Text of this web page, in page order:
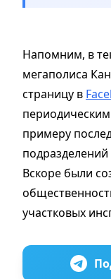
Напомним, в
мегаполиса
страницу в
примеру
Вскоре были
участковых